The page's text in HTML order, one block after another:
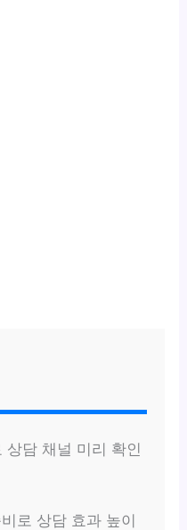
담 채널 미리 확인
로 상담 효과 높이